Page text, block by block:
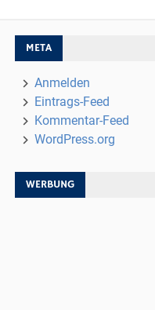
META
Anmelden
Eintrags-Feed
Kommentar-Feed
WordPress.org
WERBUNG